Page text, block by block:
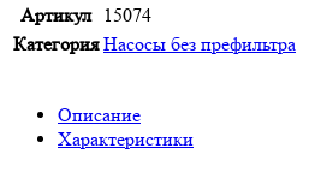
Артикул
15074
Категория Насосы без префильтра
Описание
Характеристики